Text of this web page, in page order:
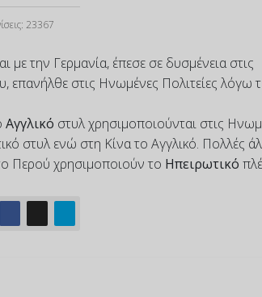
23367
με την Γερμανία, έπεσε σε δυσμένεια στις
επανήλθε στις Ηνωμένες Πολιτείες λόγω
Αγγλικό στυλ χρησιμοποιούνται στις
στυλ ενώ στη Κίνα το Αγγλικό. Πολλές
Περού χρησιμοποιούν το Ηπειρωτικό